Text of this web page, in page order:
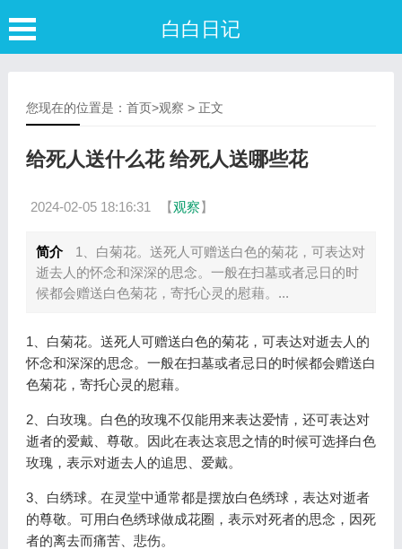
白白日记
您现在的位置是： 首页>观察 > 正文
给死人送什么花 给死人送哪些花
2024-02-05 18:16:31 【观察】
简介
1、白菊花。送死人可赠送白色的菊花，可表达对
逝去人的怀念和深深的思念。一般在扫墓或者忌日的时
候都会赠送白色菊花，寄托心灵的慰藉。...
1、白菊花。送死人可赠送白色的菊花，可表达对逝去人的
怀念和深深的思念。一般在扫墓或者忌日的时候都会赠送白
色菊花，寄托心灵的慰藉。
2、白玫瑰。白色的玫瑰不仅能用来表达爱情，还可表达对
逝者的爱戴、尊敬。因此在表达哀思之情的时候可选择白色
玫瑰，表示对逝去人的追思、爱戴。
3、白绣球。在灵堂中通常都是摆放白色绣球，表达对逝者
的尊敬。可用白色绣球做成花圈，表示对死者的思念，因死
者的离去而痛苦、悲伤。